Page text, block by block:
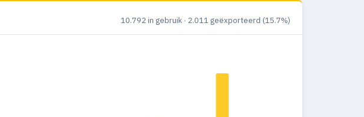
10.792 in gebruik · 2.011 geëxporteerd (15.7%)